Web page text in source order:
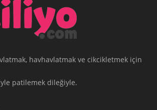
havhavlatmak ve cikcikletmek için
patilemek dileğiyle.